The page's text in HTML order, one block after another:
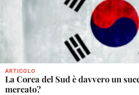
ARTICOLO
La Corea del Sud è davvero un
mercato?